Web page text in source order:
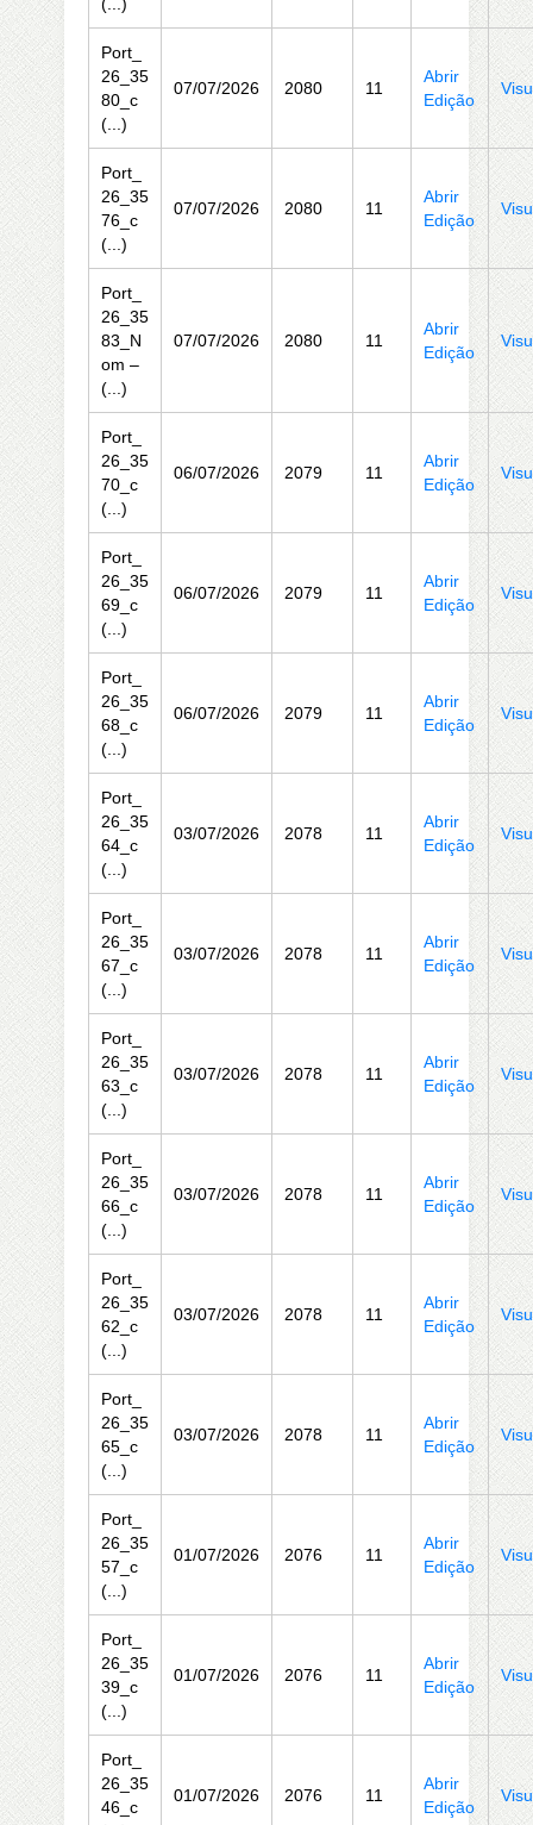
Port_
26_35
80_c
(...)
07/07/2026 2080 11
Abrir
Edição
Port_
26_35
76_c
(...)
07/07/2026 2080 11
Abrir
Edição
Port_
26_35
83_N
om –
(...)
07/07/2026 2080 11
Abrir
Edição
Port_
26_35
70_c
(...)
06/07/2026 2079 11
Abrir
Edição
Port_
26_35
69_c
(...)
06/07/2026 2079 11
Abrir
Edição
Port_
26_35
68_c
(...)
06/07/2026 2079 11
Abrir
Edição
Port_
26_35
64_c
(...)
03/07/2026 2078 11
Abrir
Edição
Port_
26_35
67_c
(...)
03/07/2026 2078 11
Abrir
Edição
Port_
26_35
63_c
(...)
03/07/2026 2078 11
Abrir
Edição
Port_
26_35
66_c
(...)
03/07/2026 2078 11
Abrir
Edição
Port_
26_35
62_c
(...)
03/07/2026 2078 11
Abrir
Edição
Port_
26_35
65_c
(...)
03/07/2026 2078 11
Abrir
Edição
Port_
26_35
57_c
(...)
01/07/2026 2076 11
Abrir
Edição
Port_
26_35
39_c
(...)
01/07/2026 2076 11
Abrir
Edição
Port_
26_35
46_c
01/07/2026 2076 11
Abrir
Edição